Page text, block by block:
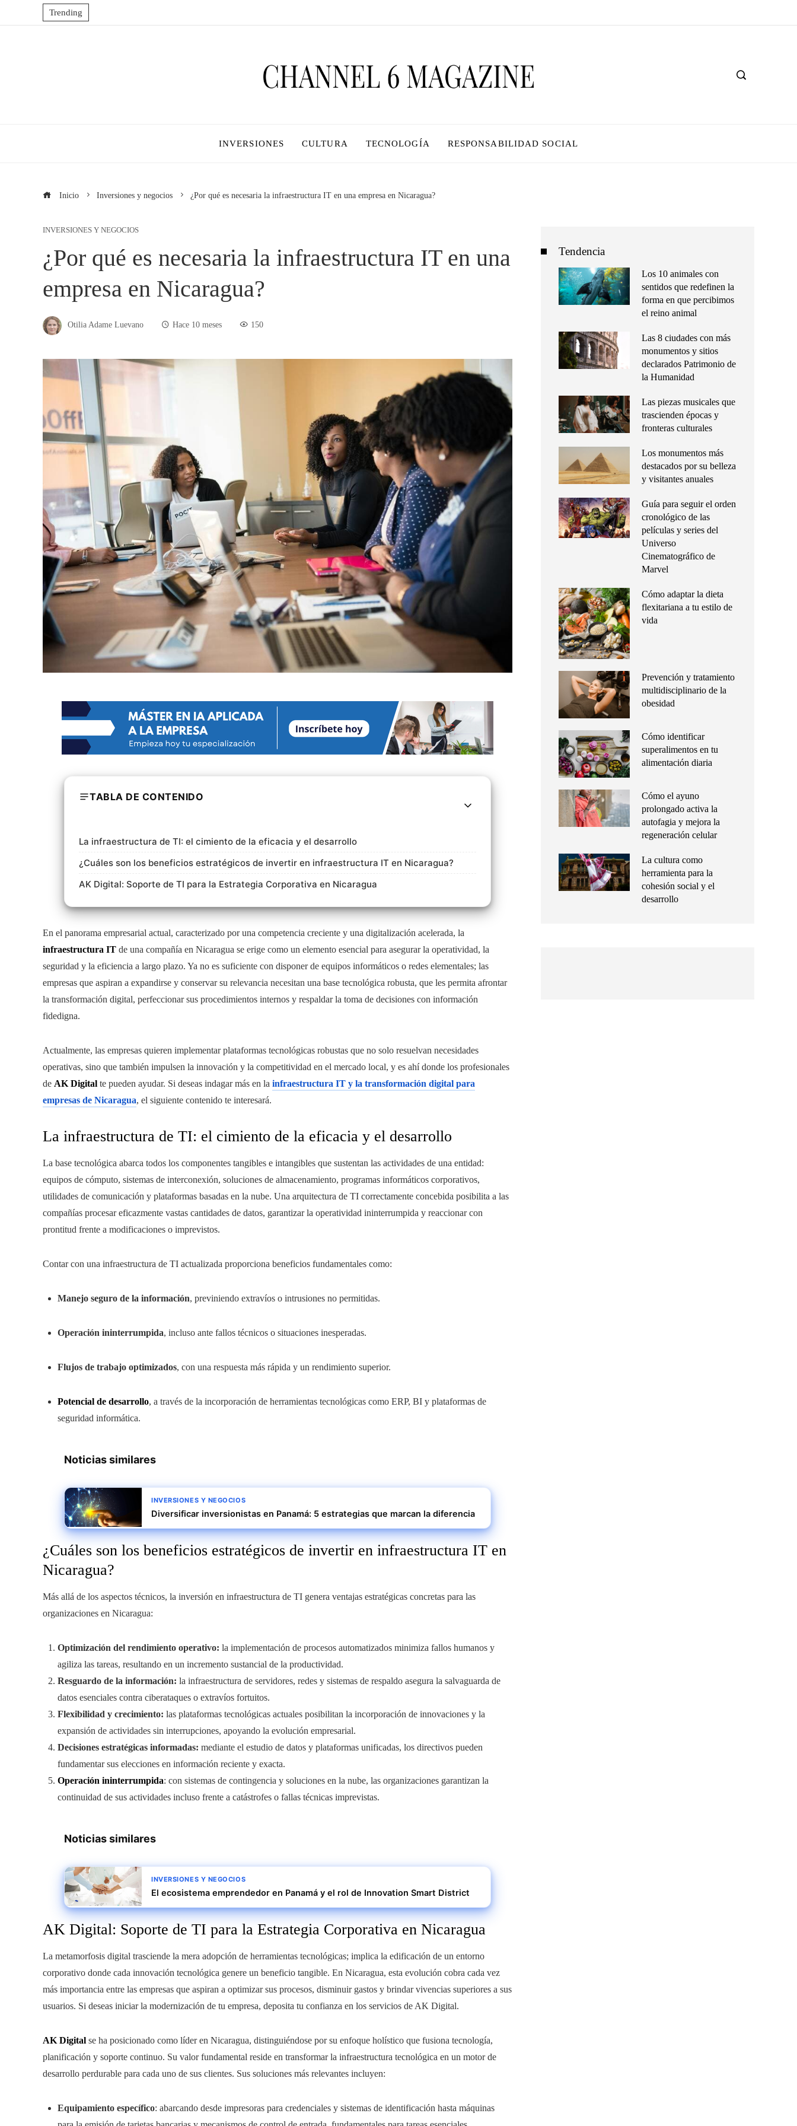
Trending
INVERSIONES CULTURA TECNOLOGÍA RESPONSABILIDAD SOCIAL
Inicio Inversiones y negocios ¿Por qué es necesaria la infraestructura IT en una empresa en Nicaragua?
INVERSIONES Y NEGOCIOS
¿Por qué es necesaria la infraestructura IT en una
empresa en Nicaragua?
Otilia Adame Luevano Hace 10 meses 150
TABLA DE CONTENIDO
La infraestructura de TI: el cimiento de la eficacia y el desarrollo
¿Cuáles son los beneficios estratégicos de invertir en infraestructura IT en Nicaragua?
AK Digital: Soporte de TI para la Estrategia Corporativa en Nicaragua
En el panorama empresarial actual, caracterizado por una competencia creciente y una digitalización acelerada, la
infraestructura IT de una compañía en Nicaragua se erige como un elemento esencial para asegurar la operatividad, la
seguridad y la eficiencia a largo plazo. Ya no es suficiente con disponer de equipos informáticos o redes elementales; las
empresas que aspiran a expandirse y conservar su relevancia necesitan una base tecnológica robusta, que les permita afrontar
la transformación digital, perfeccionar sus procedimientos internos y respaldar la toma de decisiones con información
fidedigna.
Actualmente, las empresas quieren implementar plataformas tecnológicas robustas que no solo resuelvan necesidades
operativas, sino que también impulsen la innovación y la competitividad en el mercado local, y es ahí donde los profesionales
de AK Digital te pueden ayudar. Si deseas indagar más en la infraestructura IT y la transformación digital para
empresas de Nicaragua, el siguiente contenido te interesará.
La infraestructura de TI: el cimiento de la eficacia y el desarrollo
La base tecnológica abarca todos los componentes tangibles e intangibles que sustentan las actividades de una entidad:
equipos de cómputo, sistemas de interconexión, soluciones de almacenamiento, programas informáticos corporativos,
utilidades de comunicación y plataformas basadas en la nube. Una arquitectura de TI correctamente concebida posibilita a las
compañías procesar eficazmente vastas cantidades de datos, garantizar la operatividad ininterrumpida y reaccionar con
prontitud frente a modificaciones o imprevistos.
Contar con una infraestructura de TI actualizada proporciona beneficios fundamentales como:
Manejo seguro de la información, previniendo extravíos o intrusiones no permitidas.
Operación ininterrumpida, incluso ante fallos técnicos o situaciones inesperadas.
Flujos de trabajo optimizados, con una respuesta más rápida y un rendimiento superior.
Potencial de desarrollo, a través de la incorporación de herramientas tecnológicas como ERP, BI y plataformas de
seguridad informática.
Noticias similares
INVERSIONES Y NEGOCIOS
Diversificar inversionistas en Panamá: 5 estrategias que marcan la diferencia
¿Cuáles son los beneficios estratégicos de invertir en infraestructura IT en
Nicaragua?
Más allá de los aspectos técnicos, la inversión en infraestructura de TI genera ventajas estratégicas concretas para las
organizaciones en Nicaragua:
Optimización del rendimiento operativo: la implementación de procesos automatizados minimiza fallos humanos y
agiliza las tareas, resultando en un incremento sustancial de la productividad.
Resguardo de la información: la infraestructura de servidores, redes y sistemas de respaldo asegura la salvaguarda de
datos esenciales contra ciberataques o extravíos fortuitos.
Flexibilidad y crecimiento: las plataformas tecnológicas actuales posibilitan la incorporación de innovaciones y la
expansión de actividades sin interrupciones, apoyando la evolución empresarial.
Decisiones estratégicas informadas: mediante el estudio de datos y plataformas unificadas, los directivos pueden
fundamentar sus elecciones en información reciente y exacta.
Operación ininterrumpida: con sistemas de contingencia y soluciones en la nube, las organizaciones garantizan la
continuidad de sus actividades incluso frente a catástrofes o fallas técnicas imprevistas.
Noticias similares
INVERSIONES Y NEGOCIOS
El ecosistema emprendedor en Panamá y el rol de Innovation Smart District
AK Digital: Soporte de TI para la Estrategia Corporativa en Nicaragua
La metamorfosis digital trasciende la mera adopción de herramientas tecnológicas; implica la edificación de un entorno
corporativo donde cada innovación tecnológica genere un beneficio tangible. En Nicaragua, esta evolución cobra cada vez
más importancia entre las empresas que aspiran a optimizar sus procesos, disminuir gastos y brindar vivencias superiores a sus
usuarios. Si deseas iniciar la modernización de tu empresa, deposita tu confianza en los servicios de AK Digital.
AK Digital se ha posicionado como líder en Nicaragua, distinguiéndose por su enfoque holístico que fusiona tecnología,
planificación y soporte continuo. Su valor fundamental reside en transformar la infraestructura tecnológica en un motor de
desarrollo perdurable para cada uno de sus clientes. Sus soluciones más relevantes incluyen:
Equipamiento específico: abarcando desde impresoras para credenciales y sistemas de identificación hasta máquinas
Tendencia
Los 10 animales con
sentidos que redefinen la
forma en que percibimos
el reino animal
Las 8 ciudades con más
monumentos y sitios
declarados Patrimonio de
la Humanidad
Las piezas musicales que
trascienden épocas y
fronteras culturales
Los monumentos más
destacados por su belleza
y visitantes anuales
Guía para seguir el orden
cronológico de las
películas y series del
Universo
Cinematográfico de
Marvel
Cómo adaptar la dieta
flexitariana a tu estilo de
vida
Prevención y tratamiento
multidisciplinario de la
obesidad
Cómo identificar
superalimentos en tu
alimentación diaria
Cómo el ayuno
prolongado activa la
autofagia y mejora la
regeneración celular
La cultura como
herramienta para la
cohesión social y el
desarrollo